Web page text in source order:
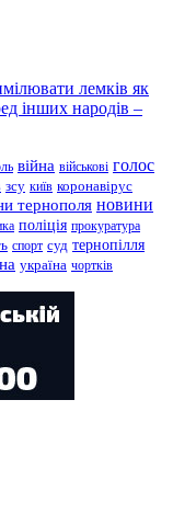
лемків як
інших народів –
війна військові голос
зсу київ коронавірус
тернополя новини
поліція прокуратура
спорт суд тернопілля
україна чортків